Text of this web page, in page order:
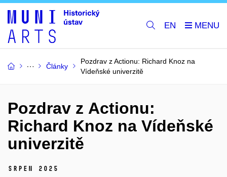
EN
Články
Pozdrav z Actionu: Richard Knoz na
Vídeňské univerzitě
Pozdrav z Actionu:
Richard Knoz na Vídeňské
univerzitě
srpen 2025